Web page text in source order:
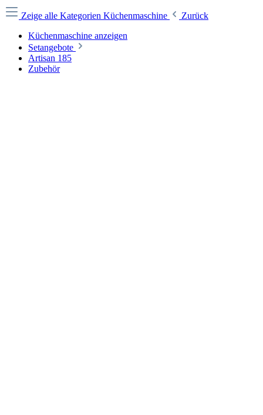
Zeige alle Kategorien Küchenmaschine
Zurück
Küchenmaschine anzeigen
Setangebote
Artisan 185
Zubehör